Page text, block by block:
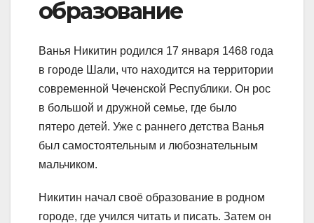
образование
Ванья Никитин родился 17 января 1468 года
в городе Шали, что находится на территории
современной Чеченской Республики. Он рос
в большой и дружной семье, где было
пятеро детей. Уже с раннего детства Ванья
был самостоятельным и любознательным
мальчиком.
Никитин начал своё образование в родном
городе, где учился читать и писать. Затем он